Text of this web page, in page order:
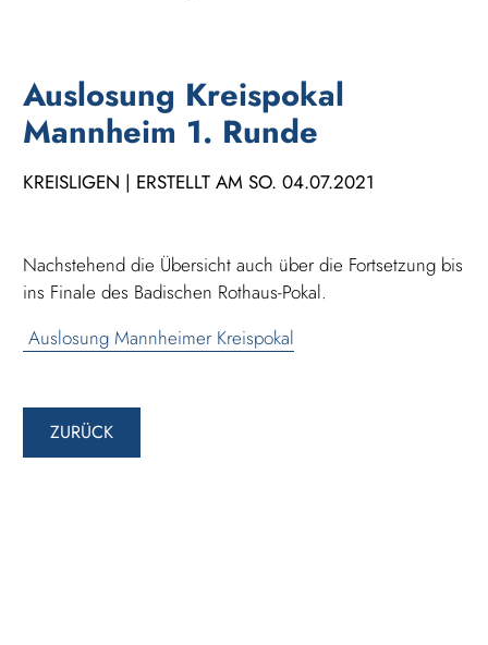
Auslosung Kreispokal
Mannheim 1. Runde
KREISLIGEN | ERSTELLT AM SO. 04.07.2021
Nachstehend die Übersicht auch über die Fortsetzung bis
ins Finale des Badischen Rothaus-Pokal.
Auslosung Mannheimer Kreispokal
ZURÜCK